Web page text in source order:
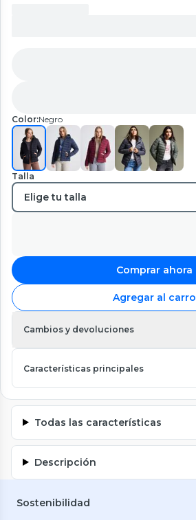
Color:Negro
Talla
Comprar ahora
Agregar al carro
Cambios y devoluciones
Características principales
Todas las características
Descripción
Sostenibilidad